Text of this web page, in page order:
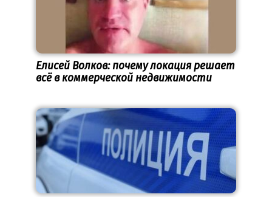
Елисей Волков: почему локация решает
всё в коммерческой недвижимости